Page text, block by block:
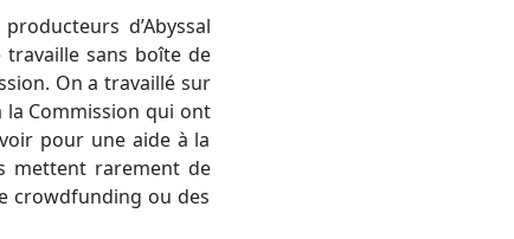
d’Abyssal
sans boîte de
On a travaillé sur
la Commission qui ont
pour une aide à la
mettent rarement de
crowdfunding ou des